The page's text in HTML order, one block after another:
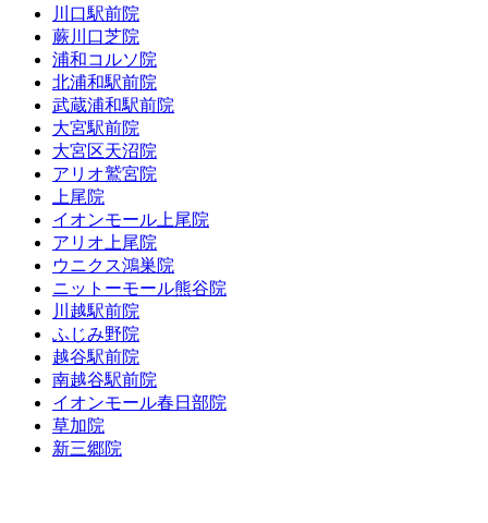
川口駅前院
蕨川口芝院
浦和コルソ院
北浦和駅前院
武蔵浦和駅前院
大宮駅前院
大宮区天沼院
アリオ鷲宮院
上尾院
イオンモール上尾院
アリオ上尾院
ウニクス鴻巣院
ニットーモール熊谷院
川越駅前院
ふじみ野院
越谷駅前院
南越谷駅前院
イオンモール春日部院
草加院
新三郷院